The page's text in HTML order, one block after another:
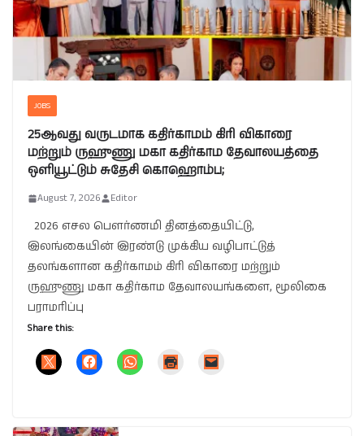
JOBS
25ஆவது வருடமாக கதிர்காமம் கிரி விகாரை
மற்றும் ருஹுணு மகா கதிர்காம தேவாலயத்தை
ஒளியூட்டும் சுதேசி கொஹொம்ப;
August 7, 2026 Editor
2026 எசல பௌர்ணமி தினத்தையிட்டு,
இலங்கையின் இரண்டு முக்கிய வழிபாட்டுத்
தலங்களான கதிர்காமம் கிரி விகாரை மற்றும்
ருஹுணு மகா கதிர்காம தேவாலயங்களை, மூலிகை
பராமரிப்பு
Share this: